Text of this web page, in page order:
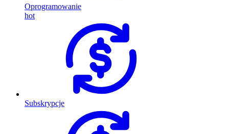
Oprogramowanie
hot
Subskrypcje